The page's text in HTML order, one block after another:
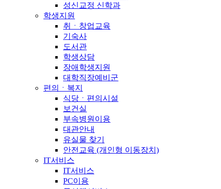
성신교정 신학과
학생지원
취ㆍ창업교육
기숙사
도서관
학생상담
장애학생지원
대학직장예비군
편의ㆍ복지
식당ㆍ편의시설
보건실
부속병원이용
대관안내
유실물 찾기
안전교육 (개인형 이동장치)
IT서비스
IT서비스
PC이용